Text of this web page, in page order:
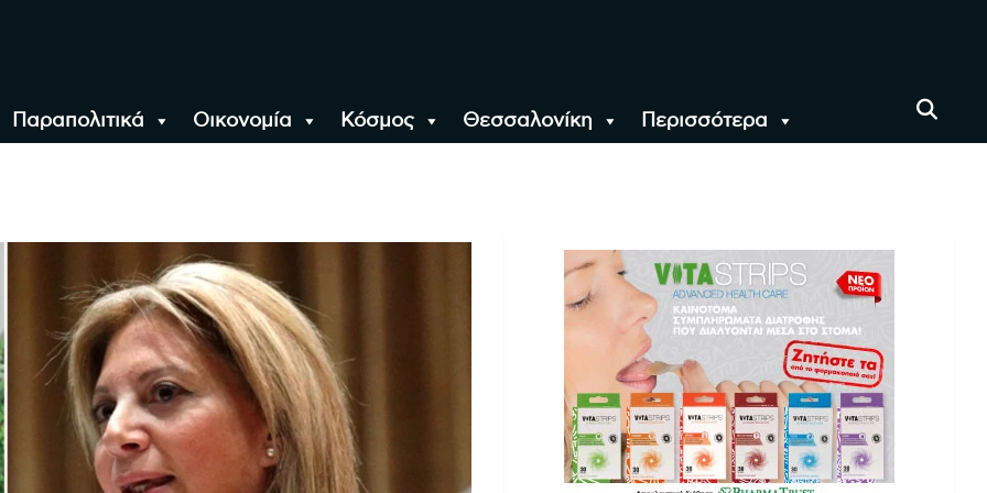
Παραπολιτικά Οικονομία Κόσμος Θεσσαλονίκη Περισσότερα